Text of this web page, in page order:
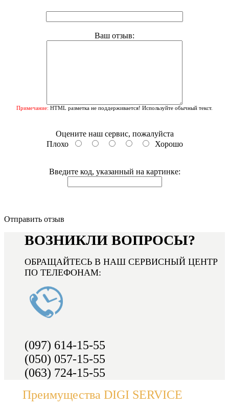
Ваш отзыв:
Примечание: HTML разметка не поддерживается! Используйте обычный текст.
Оцените наш сервис, пожалуйста
Плохо
Хорошо
Введите код, указанный на картинке:
Отправить отзыв
ВОЗНИКЛИ ВОПРОСЫ?
ОБРАЩАЙТЕСЬ В НАШ СЕРВИСНЫЙ ЦЕНТР
ПО ТЕЛЕФОНАМ:
(097) 614-15-55
(050) 057-15-55
(063) 724-15-55
Преимущества DIGI SERVICE